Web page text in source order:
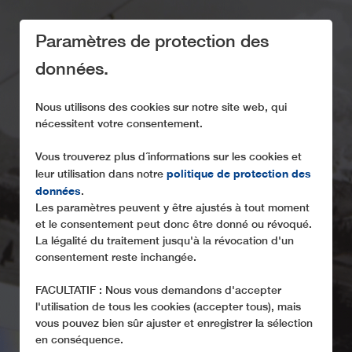
WE MOVE...
Quand les téléphériques deviennent une passion
Paramètres de protection des
données.
Nous utilisons des cookies sur notre site web, qui
nécessitent votre consentement.
Vous trouverez plus d´informations sur les cookies et
leur utilisation dans notre politique de protection des
données.
Les paramètres peuvent y être ajustés à tout moment
et le consentement peut donc être donné ou révoqué.
La légalité du traitement jusqu'à la révocation d'un
consentement reste inchangée.
FACULTATIF : Nous vous demandons d'accepter
l'utilisation de tous les cookies (accepter tous), mais
vous pouvez bien sûr ajuster et enregistrer la sélection
en conséquence.